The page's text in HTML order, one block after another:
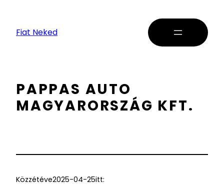
Fiat Neked
PAPPAS AUTO
MAGYARORSZÁG KFT.
Közzétéve2025-04-25itt: